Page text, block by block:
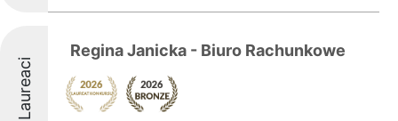
Laureaci
Regina Janicka - Biuro Rachunkowe